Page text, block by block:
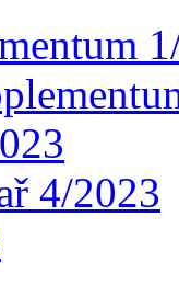
4/2023